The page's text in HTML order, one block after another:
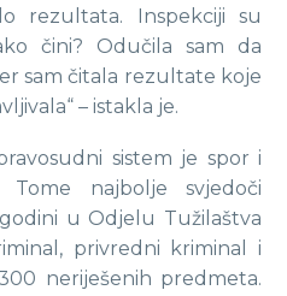
rezultata. Inspekciji su
čini? Odučila sam da
sam čitala rezultate koje
– istakla je.
sistem je spor i
Tome najbolje svjedoči
u Odjelu Tužilaštva
privredni kriminal i
neriješenih predmeta.